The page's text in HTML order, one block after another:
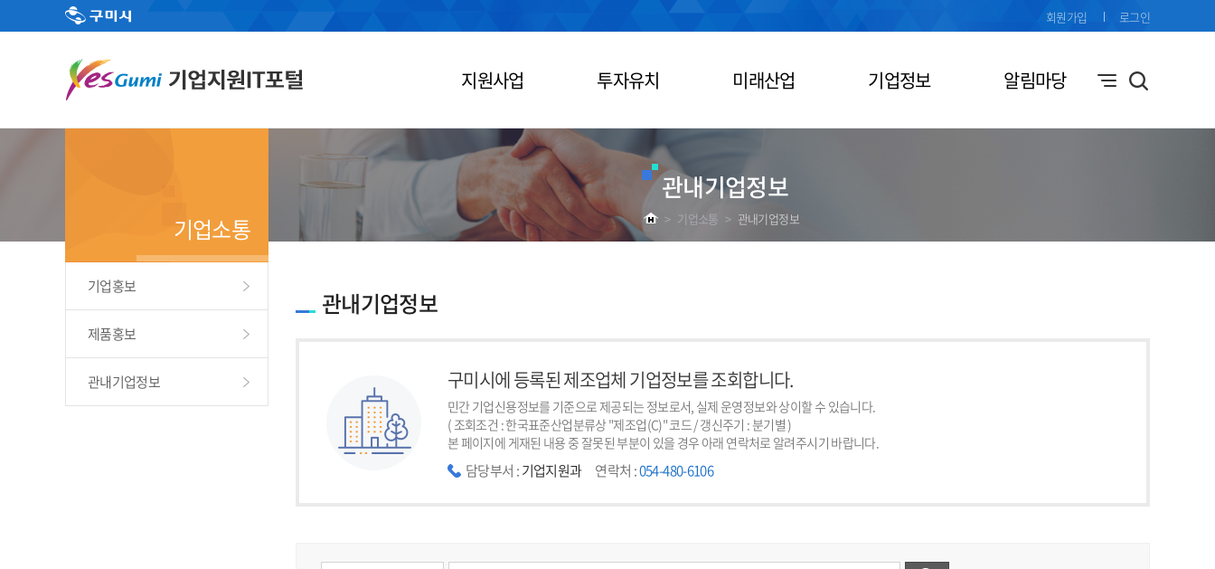
지원사업 투자유치 미래산업 기업정보 알림마당
회원가입 로그인
관내기업정보
> 기업소통 > 관내기업정보
기업소통
기업홍보
제품홍보
관내기업정보
관내기업정보
구미시에 등록된 제조업체 기업정보를 조회합니다.
민간 기업신용정보를 기준으로 제공되는 정보로서, 실제 운영정보와 상이할 수 있습니다.
( 조회조건 : 한국표준산업분류상 "제조업(C)" 코드 / 갱신주기 : 분기별 )
본 페이지에 게재된 내용 중 잘못된 부분이 있을 경우 아래 연락처로 알려주시기 바랍니다.
담당부서 :기업지원과 연락처 :054-480-6106